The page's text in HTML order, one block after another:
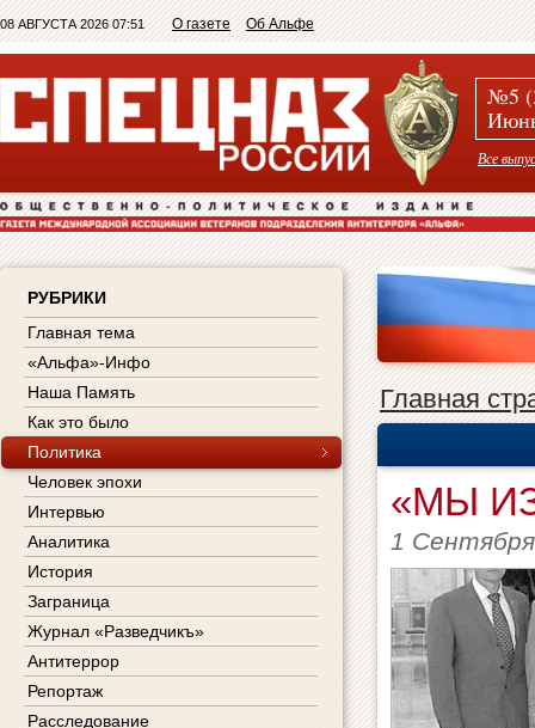
08 АВГУСТА 2026 07:51 О газете Об Альфе
№5
Все
РУБРИКИ
Главная тема
«Альфа»-Инфо
Наша Память
Как это было
Политика
Человек эпохи
Интервью
Аналитика
История
Заграница
Журнал «Разведчикъ»
Антитеррор
Репортаж
Расследование
Главная
«МЫ
1